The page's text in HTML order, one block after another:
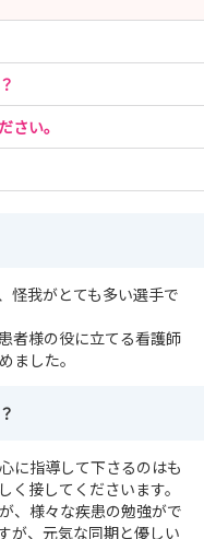
さい。
怪我がとても多い選手で
者様の役に立てる看護師
ました。
に指導して下さるのはも
く接してくださいます。
、様々な疾患の勉強がで
が、元気な同期と優しい